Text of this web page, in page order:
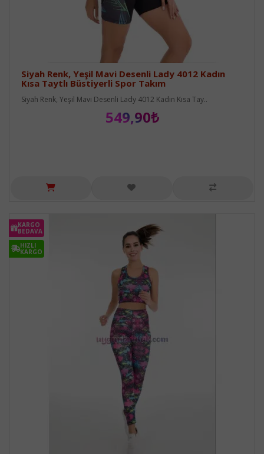
Siyah Renk, Yeşil Mavi Desenli Lady 4012 Kadın
Kısa Taytlı Büstiyerli Spor Takım
Siyah Renk, Yeşil Mavi Desenli Lady 4012 Kadın Kısa Tay..
549,90₺
KARGO
BEDAVA
HIZLI
KARGO